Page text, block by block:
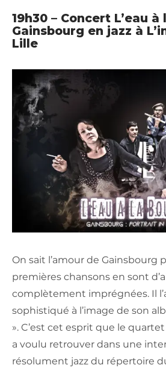
19h30 – Concert L’eau
Gainsbourg en jazz à
Lille
On sait l’amour de Gainsbourg
premières chansons en sont
complètement imprégnées. Il
sophistiqué à l’image de son
». C’est cet esprit que le quartet
a voulu retrouver dans une
résolument jazz du répertoire